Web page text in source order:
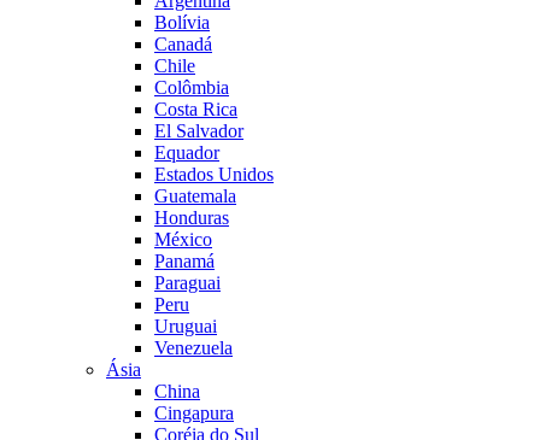
Bolívia
Canadá
Chile
Colômbia
Costa Rica
El Salvador
Equador
Estados Unidos
Guatemala
Honduras
México
Panamá
Paraguai
Peru
Uruguai
Venezuela
Ásia
China
Cingapura
Coréia do Sul